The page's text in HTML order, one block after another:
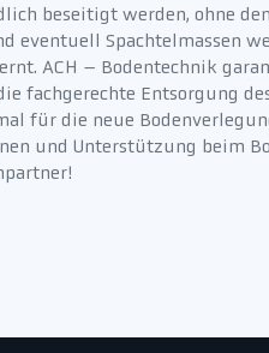
beseitigt werden, ohne
eventuell Spachtelmassen
ACH – Bodentechnik
fachgerechte Entsorgung
für die neue
und Unterstützung beim